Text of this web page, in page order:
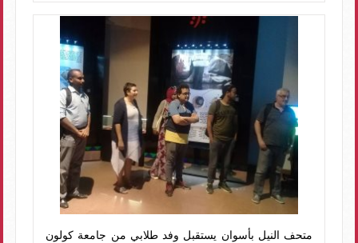
متحف النيل بأسوان يستقبل وفد طلابي من جامعة كولون